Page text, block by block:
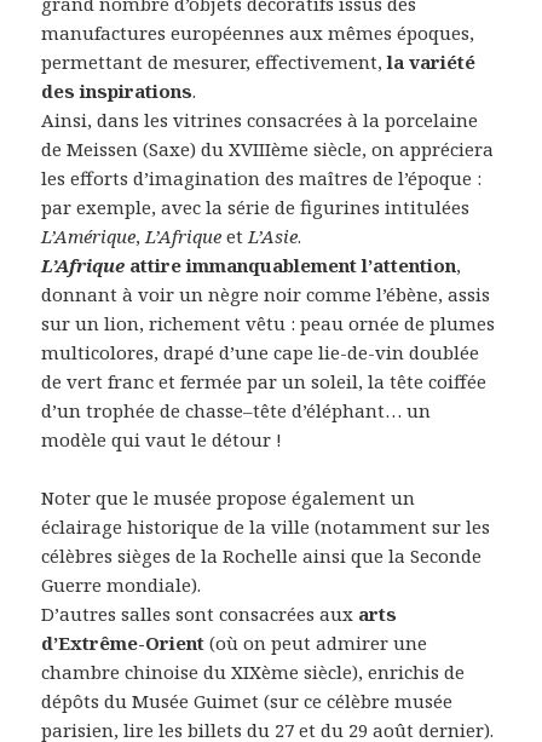
manufactures européennes aux mêmes époques,
permettant de mesurer, effectivement,la variété
des inspirations.
Ainsi, dans les vitrines consacrées à la porcelaine
de Meissen (Saxe) du XVIIIème siècle, on appréciera
les efforts d’imagination des maîtres de l’époque :
par exemple, avec la série de figurines intitulées
L’Amérique,L’Afrique etL’Asie.
L’Afrique attire immanquablement l’attention,
donnant à voir un nègre noir comme l’ébène, assis
sur un lion, richement vêtu : peau ornée de plumes
multicolores, drapé d’une cape lie-de-vin doublée
de vert franc et fermée par un soleil, la tête coiffée
d’un trophée de chasse–tête d’éléphant… un
modèle qui vaut le détour !
Noter que le musée propose également un
éclairage historique de la ville (notamment sur les
célèbres sièges de la Rochelle ainsi que la Seconde
Guerre mondiale).
D’autres salles sont consacrées aux arts
d’Extrême-Orient (où on peut admirer une
chambre chinoise du XIXème siècle), enrichis de
dépôts du Musée Guimet (sur ce célèbre musée
parisien, lireles billets du 27 et du 29 août dernier).